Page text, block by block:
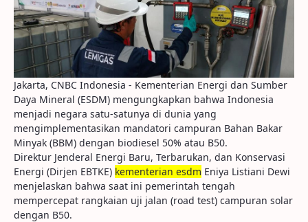
Jakarta, CNBC Indonesia - Kementerian Energi dan Sumber
Daya Mineral (ESDM) mengungkapkan bahwa Indonesia
menjadi negara satu-satunya di dunia yang
mengimplementasikan mandatori campuran Bahan Bakar
Minyak (BBM) dengan biodiesel 50% atau B50.
Direktur Jenderal Energi Baru, Terbarukan, dan Konservasi
Energi (Dirjen EBTKE) kementerian esdm Eniya Listiani Dewi
menjelaskan bahwa saat ini pemerintah tengah
mempercepat rangkaian uji jalan (road test) campuran solar
dengan B50.